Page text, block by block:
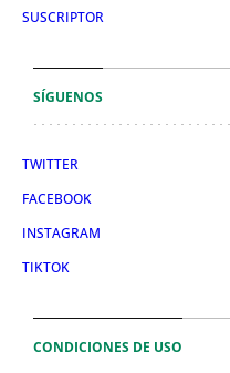
SUSCRIPTOR
SÍGUENOS
TWITTER
FACEBOOK
INSTAGRAM
TIKTOK
CONDICIONES DE USO